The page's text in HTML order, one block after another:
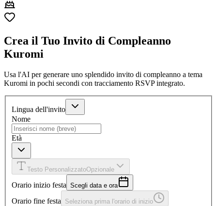
Crea il Tuo Invito di Compleanno
Kuromi
Usa l'AI per generare uno splendido invito di compleanno a tema
Kuromi in pochi secondi con tracciamento RSVP integrato.
Lingua dell'invito
Nome
Età
Testo PersonalizzatoOpzionale
Orario inizio festa Scegli data e ora
Orario fine festa Seleziona prima l'orario di inizio